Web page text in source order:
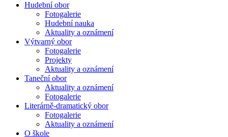
Hudební obor
Fotogalerie
Hudební nauka
Aktuality a oznámení
Výtvarný obor
Fotogalerie
Projekty
Aktuality a oznámení
Taneční obor
Aktuality a oznámení
Fotogalerie
Literárně-dramatický obor
Fotogalerie
Aktuality a oznámení
O škole